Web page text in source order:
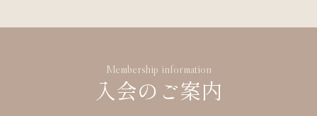
Membership information
入会のご案内